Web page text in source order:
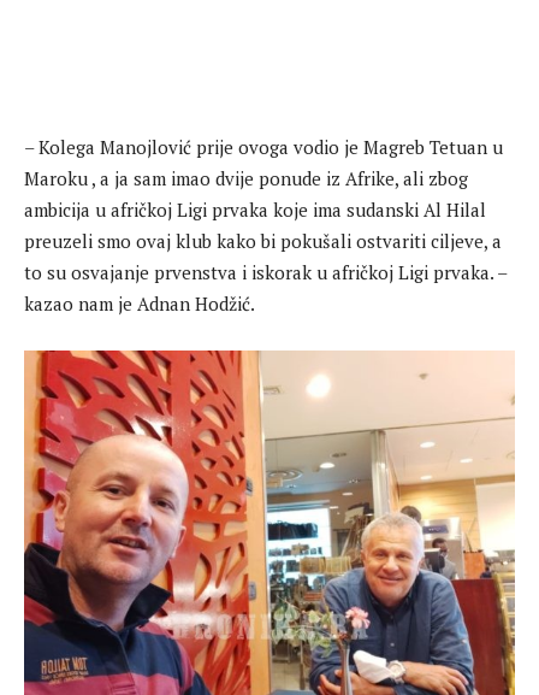
– Kolega Manojlović prije ovoga vodio je Magreb Tetuan u
Maroku , a ja sam imao dvije ponude iz Afrike, ali zbog
ambicija u afričkoj Ligi prvaka koje ima sudanski Al Hilal
preuzeli smo ovaj klub kako bi pokušali ostvariti ciljeve, a
to su osvajanje prvenstva i iskorak u afričkoj Ligi prvaka. –
kazao nam je Adnan Hodžić.